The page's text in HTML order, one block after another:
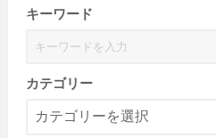
キーワード
カテゴリー